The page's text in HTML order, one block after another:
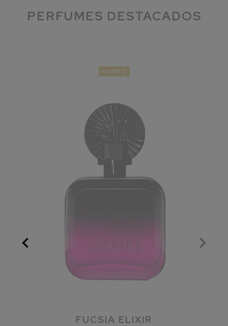
PERFUMES DESTACADOS
NUEVO
FUCSIA ELIXIR